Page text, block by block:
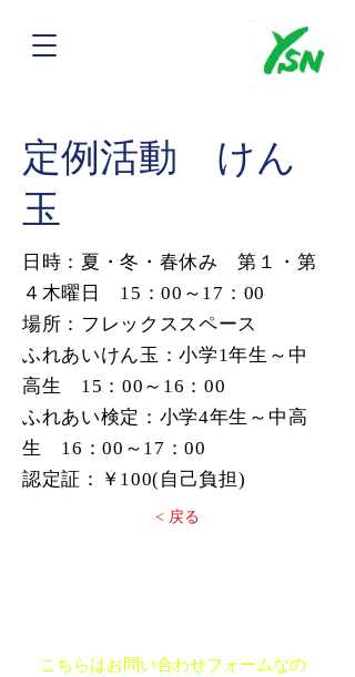
​定例活動 けん
玉
日時：夏・冬・春休み 第１・第
４木曜日 15：00～17：00
場所：フレックススペース
ふれあいけん玉：小学1年生～中
高生 15：00～16：00
ふれあい検定：小学4年生～中高
生 16：00～17：00
​認定証：￥100(自己負担)
< 戻る
こちらはお問い合わせフォームなの